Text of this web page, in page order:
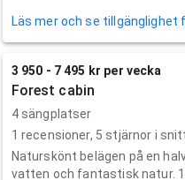
Läs mer och se
3 950 - 7 495 kr per vecka
Forest cabin
4 sängplatser
1 recensioner, 5 stjärnor i
Naturskönt belägen på en
vatten och fantastisk natur.